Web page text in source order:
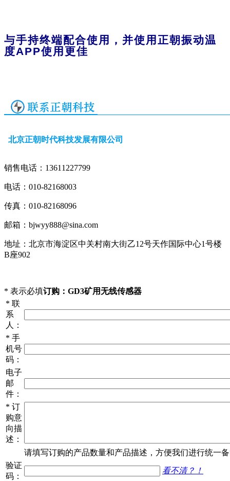
与手持终端配合使用，并使用正朝振动温
度APP使用更佳
北京正朝时代科技发展有限公司
销售电话：13611227799
电话：010-82168003
传真：010-82168096
邮箱：bjwyy888@sina.com
地址：北京市海淀区中关村南大街乙12号天作国际中心1号楼
B座902
* 表示必填订购：GD3矿用无线传感器
* 联
系
人：
* 手
机号
码：
电子
邮
件：
* 订
购意
向描
述：
请填写订购的产品数量和产品描述，方便我们进行统一
验证
码：
看不清？！